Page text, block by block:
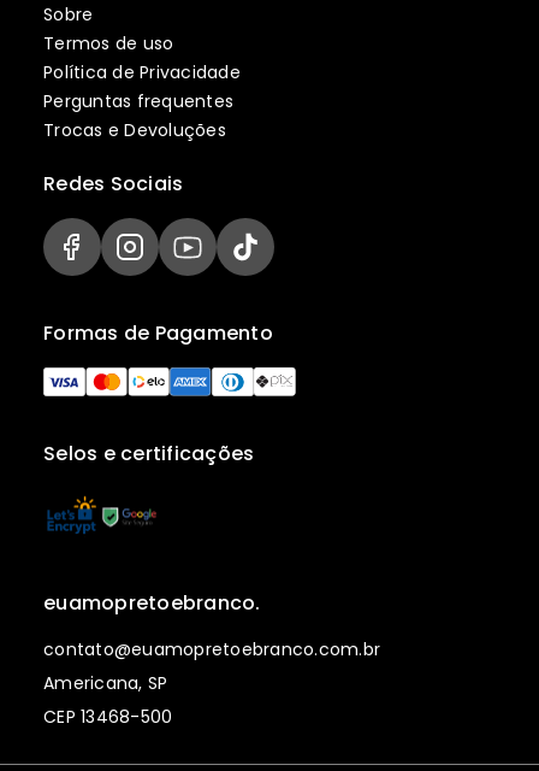
Sobre
Termos de uso
Política de Privacidade
Perguntas frequentes
Trocas e Devoluções
Selos e certificações
Formas de Pagamento
Redes Sociais
euamopretoebranco.
contato@euamopretoebranco.com.br
Americana, SP
CEP 13468-500